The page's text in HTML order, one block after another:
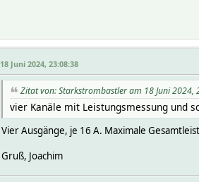
18 Juni 2024, 23:08:38
Zitat von: Starkstrombastler am 18 Juni 2024,
vier Kanäle mit Leistungsmessung und
Vier Ausgänge, je 16 A. Maximale
Gruß, Joachim